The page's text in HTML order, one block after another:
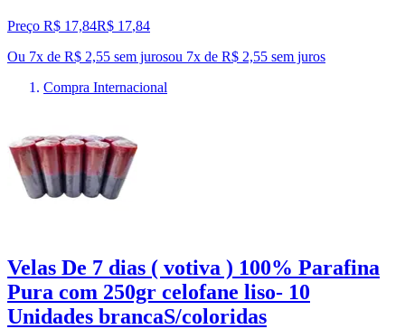
Preço R$ 17,84R$ 17,84
Ou 7x de R$ 2,55 sem jurosou 7x de R$ 2,55 sem juros
Compra Internacional
Velas De 7 dias ( votiva ) 100% Parafina
Pura com 250gr celofane liso- 10
Unidades brancaS/coloridas